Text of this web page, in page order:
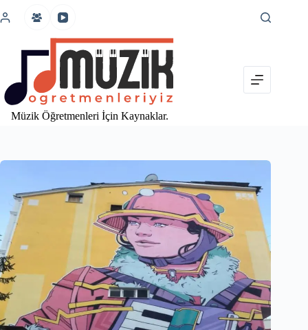
atla
Müzik Öğretmenleri İçin Kaynaklar.